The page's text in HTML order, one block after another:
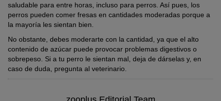
saludable para entre horas, incluso para perros. Así pues, los
perros pueden comer fresas en cantidades moderadas porque a
la mayoría les sientan bien.
No obstante, debes moderarte con la cantidad, ya que el alto
contenido de azúcar puede provocar problemas digestivos o
sobrepeso. Si a tu perro le sientan mal, deja de dárselas y, en
caso de duda, pregunta al veterinario.